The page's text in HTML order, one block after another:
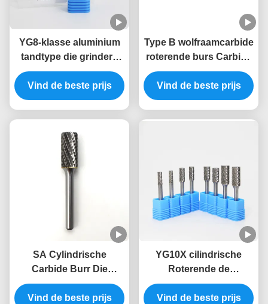
YG8-klasse aluminium
tandtype die grinders
met 6 mm staaf voor het
snijden en slijpen van
metaal
Vind de beste prijs
Type B wolfraamcarbide
roterende burs Carbide
burs -cilindervormig
eindsnijwerk
Vind de beste prijs
SA Cylindrische
Carbide Burr Die
Grinder Burr Bits On 1/4
"Shanks Impact
Vind de beste prijs
YG10X cilindrische
Roterende de
Matrijzenmolen Bits For
Wood die van het
Vind de beste prijs